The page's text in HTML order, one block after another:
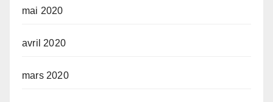
mai 2020
avril 2020
mars 2020